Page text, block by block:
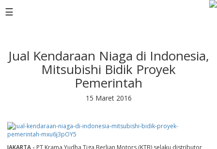
☰
BROCHURE
COMPANY
EVENTS
Jual Kendaraan Niaga di Indonesia,
Mitsubishi Bidik Proyek
Pemerintah
15 Maret 2016
JAKARTA - PT Krama Yudha Tiga Berlian Motors (KTB) selaku distributor